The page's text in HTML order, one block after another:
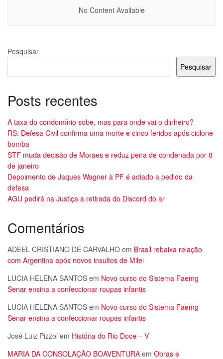
No Content Available
Pesquisar
Pesquisar
Posts recentes
A taxa do condomínio sobe, mas para onde vai o dinheiro?
RS: Defesa Civil confirma uma morte e cinco feridos após ciclone
bomba
STF muda decisão de Moraes e reduz pena de condenada por 8
de janeiro
Depoimento de Jaques Wagner à PF é adiado a pedido da
defesa
AGU pedirá na Justiça a retirada do Discord do ar
Comentários
ADEEL CRISTIANO DE CARVALHO em Brasil rebaixa relação
com Argentina após novos insultos de Milei
LUCIA HELENA SANTOS em Novo curso do Sistema Faemg
Senar ensina a confeccionar roupas infantis
LUCIA HELENA SANTOS em Novo curso do Sistema Faemg
Senar ensina a confeccionar roupas infantis
José Luiz Pizzol em História do Rio Doce – V
MARIA DA CONSOLAÇÃO BOAVENTURA em Obras e